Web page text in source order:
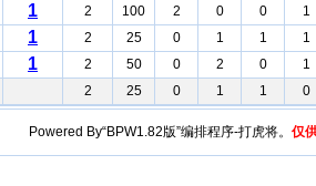
1 2 100 2 0 0
1
1 2 25 0 1 1
1
1 2 50 0 2 0
1
2 25 0 1 1 0
Powered By“BPW1.82版”编排程序-打虎将。 仅